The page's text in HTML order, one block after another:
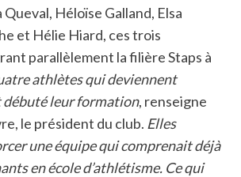
Héloïse Galland, Elsa
et Hélie Hiard, ces trois
parallèlement la filière Staps à
athlètes qui deviennent
leur formation, renseigne
le président du club. Elles
une équipe qui comprenait déjà
en école d’athlétisme. Ce qui